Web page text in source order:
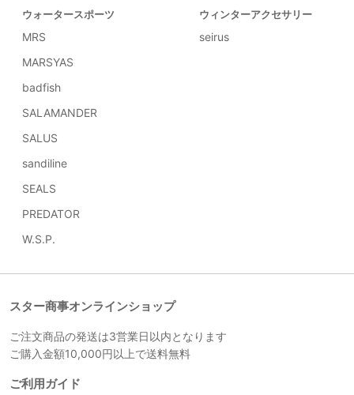
スター商事オンラインショップ
ご注文商品の発送は3営業日以内となります
ご購入金額10,000円以上で送料無料
ご利用ガイド
ウォータースポーツ
MRS
MARSYAS
badfish
SALAMANDER
SALUS
sandiline
SEALS
PREDATOR
W.S.P.
ウィンターアクセサリー
seirus